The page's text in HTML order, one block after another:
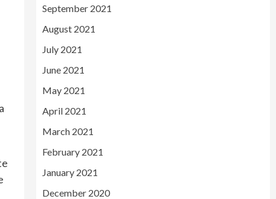
September 2021
August 2021
July 2021
June 2021
May 2021
April 2021
March 2021
February 2021
January 2021
December 2020